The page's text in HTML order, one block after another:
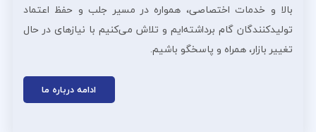
بالا و خدمات اختصاصی، همواره در مسیر جلب و حفظ اعتماد
تولیدکنندگان گام برداشته‌ایم و تلاش می‌کنیم با نیازهای در حال
تغییر بازار، همراه و پاسخگو باشیم.
ادامه درباره ما